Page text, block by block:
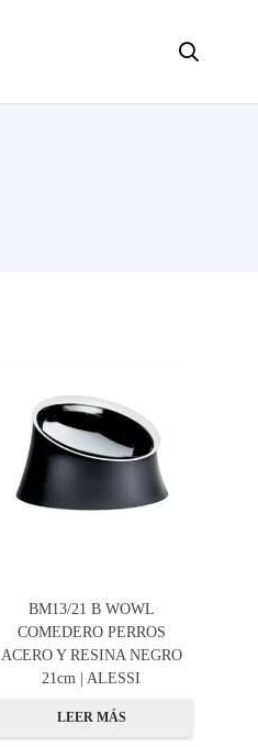
BM13/21 B WOWL
COMEDERO PERROS
ACERO Y RESINA NEGRO
21cm | ALESSI
LEER MÁS